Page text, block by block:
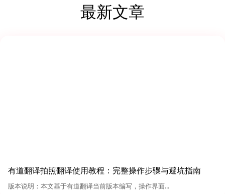
最新文章
有道翻译拍照翻译使用教程：完整操作步骤与避坑指南
（2026版）
版本说明：本文基于有道翻译当前版本编写，操作界面...